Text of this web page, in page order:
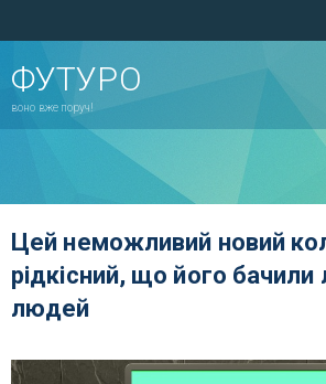
ФУТУРО
воно вже поруч!
Цей неможливий новий
рідкісний, що його
людей